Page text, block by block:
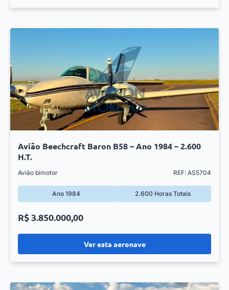
Avião Beechcraft Baron B58 – Ano 1984 – 2.600
H.T.
Avião bimotor REF: AS5704
Ano 1984 2.600 Horas Totais
Ver esta aeronave
R$ 3.850.000,00